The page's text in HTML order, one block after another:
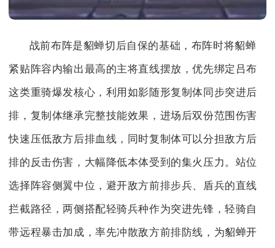
战前布阵是貂蝉切后自保的基础，布阵时将貂蝉
紧贴阵容内输出最高的主将直线摆放，优先绑定吕布
这类重骑爆发核心，利用如影随形复制体同步突进后
排，复制体继承完整技能效果，进场后双份范围伤害
快速压低敌方后排血线，同时复制体可以分担敌方后
排的反击伤害，大幅降低本体受到的集火压力。站位
选择阵容侧翼中位，避开敌方前排步兵、盾兵的直线
拦截路径，两侧搭配轻骑兵种作为突进先锋，轻骑自
带远程暴击加成，率先冲散敌方前排防线，为貂蝉开